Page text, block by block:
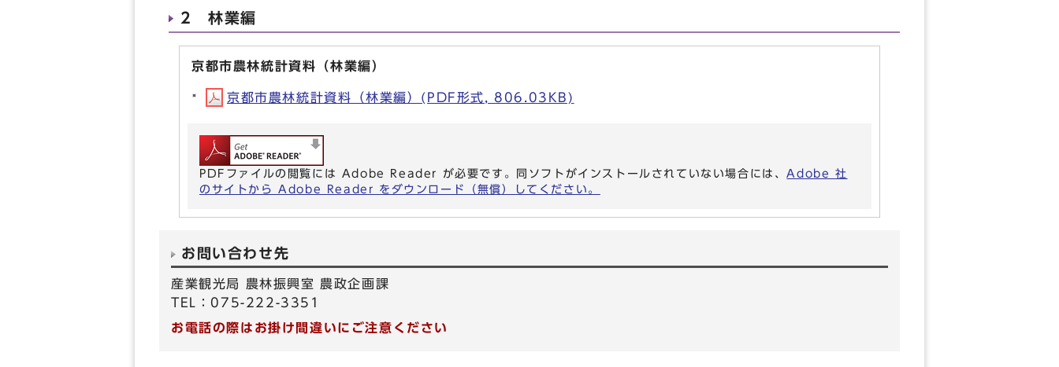
2 林業編
京都市農林統計資料（林業編）
京都市農林統計資料（林業編）(PDF形式, 806.03KB)
PDFファイルの閲覧には Adobe Reader が必要です。同ソフトがインストールされていない場合には、Adobe 社
のサイトから Adobe Reader をダウンロード（無償）してください。
お問い合わせ先
産業観光局 農林振興室 農政企画課
TEL：075-222-3351
お電話の際はお掛け間違いにご注意ください